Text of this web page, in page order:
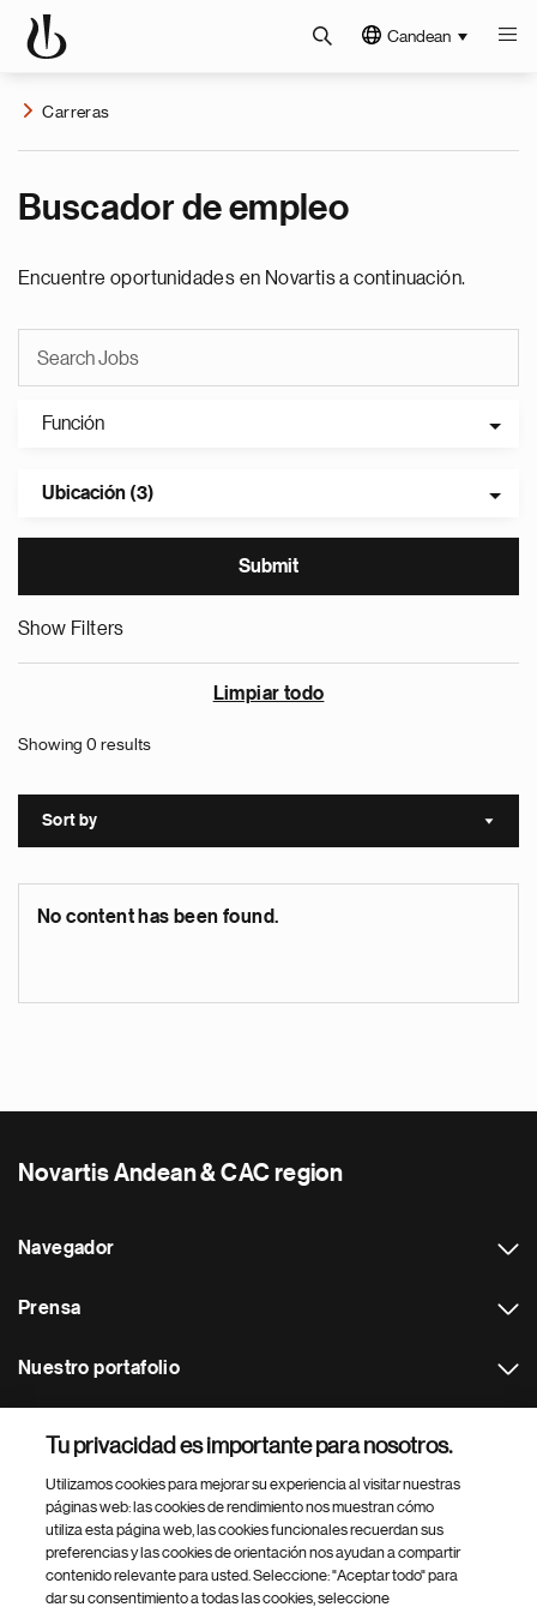
Candean
Carreras
Buscador de empleo
Encuentre oportunidades en Novartis a continuación.
Función
Ubicación (3)
Show Filters
Limpiar todo
Showing 0 results
Sort by Sort
No content has been found.
Novartis Andean & CAC region
Navegador
Prensa
Nuestro portafolio
Footer Site Search
Tu privacidad es importante para nosotros.
Utilizamos cookies para mejorar su experiencia al visitar nuestras
páginas web: las cookies de rendimiento nos muestran cómo
utiliza esta página web, las cookies funcionales recuerdan sus
preferencias y las cookies de orientación nos ayudan a compartir
contenido relevante para usted. Seleccione: "Aceptar todo" para
dar su consentimiento a todas las cookies, seleccione